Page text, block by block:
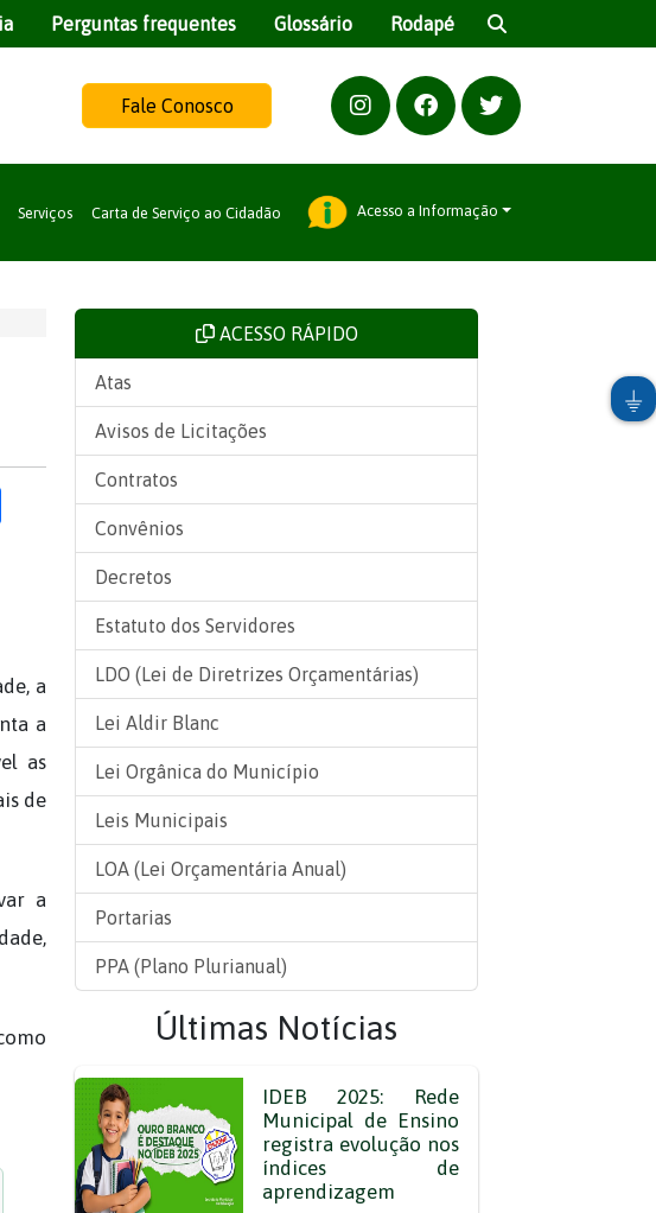
Perguntas frequentes Glossário Rodapé
Fale Conosco
Serviços Carta de Serviço ao Cidadão Acesso a Informação
a
a
as
de
a
ACESSO RÁPIDO
Atas
Avisos de Licitações
Contratos
Convênios
Decretos
Estatuto dos Servidores
LDO (Lei de Diretrizes Orçamentárias)
Lei Aldir Blanc
Lei Orgânica do Município
Leis Municipais
LOA (Lei Orçamentária Anual)
Portarias
PPA (Plano Plurianual)
Últimas Notícias
IDEB 2025: Rede
Municipal de Ensino
registra evolução nos
índices de
aprendizagem